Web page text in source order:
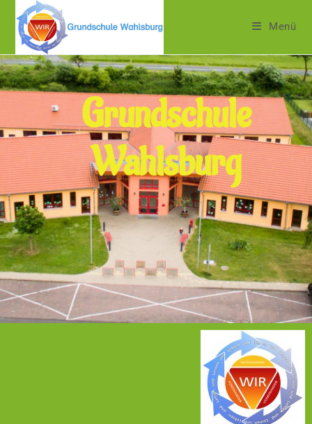
Menü
Grundschule
Wahlsburg